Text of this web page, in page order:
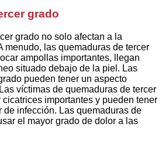
grado
grado no solo afectan a la
menudo, las quemaduras de tercer
ampollas importantes, llegan
situado debajo de la piel. Las
pueden tener un aspecto
víctimas de quemaduras de tercer
importantes y pueden tener
de infección. Las quemaduras de
el mayor grado de dolor a las